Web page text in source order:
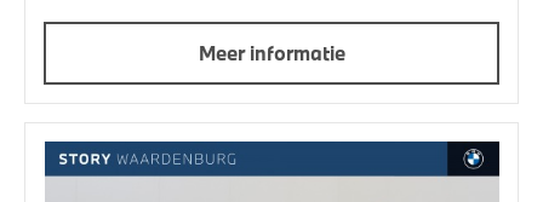
Meer informatie